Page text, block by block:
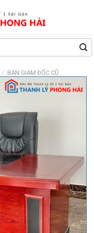
/ BÀN GIÁM ĐỐC CŨ